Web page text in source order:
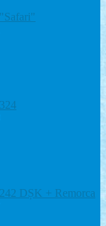
DȘK + Remorca